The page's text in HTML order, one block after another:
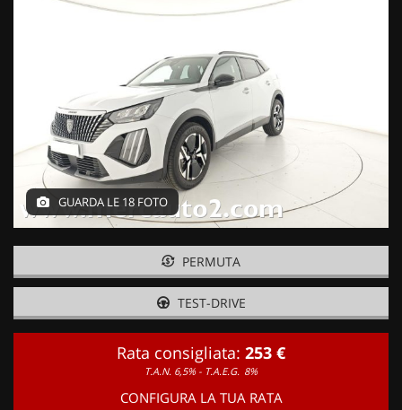
NOLEGGIO LUNGO TERMINE
NOLEGGIO BREVE TERMINE
CONTATTI
GUARDA LE 18 FOTO
PERMUTA
TEST-DRIVE
Rata consigliata: 253 €
T.A.N. 6,5% - T.A.E.G. 8%
CONFIGURA LA TUA RATA